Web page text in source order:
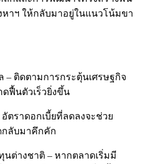
าฯ ให้กลับมาอยู่ในแนวโน้มขา
– ติดตามการกระตุ้นเศรษฐกิจ
ดฟื้นตัวเร็วยิ่งขึ้น
ตราดอกเบี้ยที่ลดลงจะช่วย
กลับมาคึกคัก
ต่างชาติ – หากตลาดเริ่มมี